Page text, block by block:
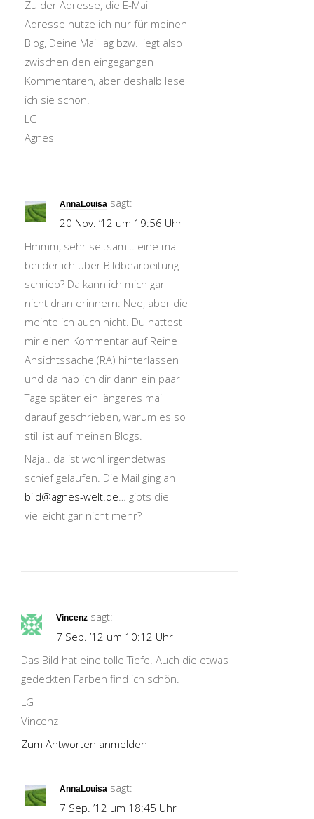
Zu der Adresse, die E-Mail
Adresse nutze ich nur für meinen
Blog, Deine Mail lag bzw. liegt also
zwischen den eingegangen
Kommentaren, aber deshalb lese
ich sie schon.
LG
Agnes
AnnaLouisa sagt:
20 Nov. ’12 um 19:56 Uhr
Hmmm, sehr seltsam… eine mail
bei der ich über Bildbearbeitung
schrieb? Da kann ich mich gar
nicht dran erinnern: Nee, aber die
meinte ich auch nicht. Du hattest
mir einen Kommentar auf Reine
Ansichtssache (RA) hinterlassen
und da hab ich dir dann ein paar
Tage später ein längeres mail
darauf geschrieben, warum es so
still ist auf meinen Blogs.
Naja.. da ist wohl irgendetwas
schief gelaufen. Die Mail ging an
bild@agnes-welt.de… gibts die
vielleicht gar nicht mehr?
Vincenz sagt:
7 Sep. ’12 um 10:12 Uhr
Das Bild hat eine tolle Tiefe. Auch die etwas
gedeckten Farben find ich schön.
LG
Vincenz
Zum Antworten anmelden
AnnaLouisa sagt:
7 Sep. ’12 um 18:45 Uhr